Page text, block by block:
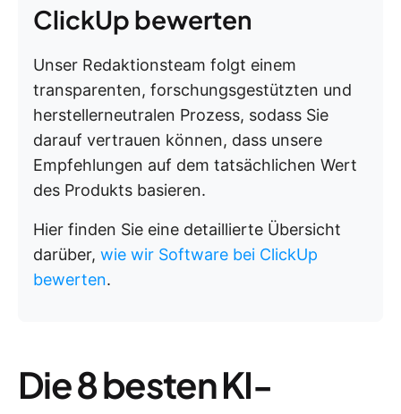
ClickUp bewerten
Unser Redaktionsteam folgt einem
transparenten, forschungsgestützten und
herstellerneutralen Prozess, sodass Sie
darauf vertrauen können, dass unsere
Empfehlungen auf dem tatsächlichen Wert
des Produkts basieren.
Hier finden Sie eine detaillierte Übersicht
darüber, wie wir Software bei ClickUp
bewerten.
Die 8 besten KI-